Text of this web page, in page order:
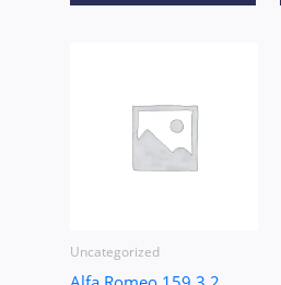
Uncategorized